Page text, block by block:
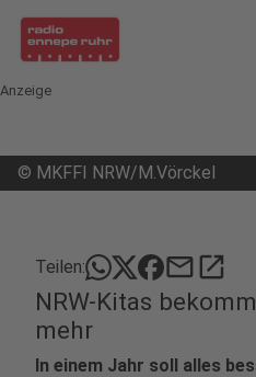
Anzeige
© MKFFI NRW/M.Vörckel
Teilen: mailopen_in_new
NRW-Kitas
mehr
In einem Jahr soll alles